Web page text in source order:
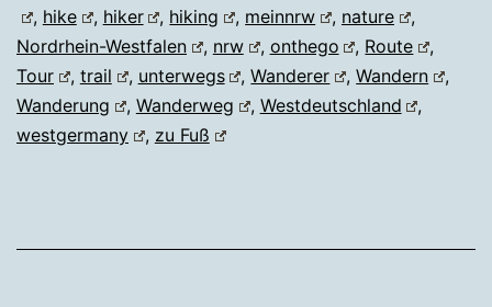
, hike , hiker , hiking , meinnrw , nature
,
Nordrhein-Westfalen
, nrw , onthego , Route
,
Tour
, trail , unterwegs ,Wanderer ,Wandern
,
Wanderung
, Wanderweg , Westdeutschland
,
westgermany
, zu Fuß